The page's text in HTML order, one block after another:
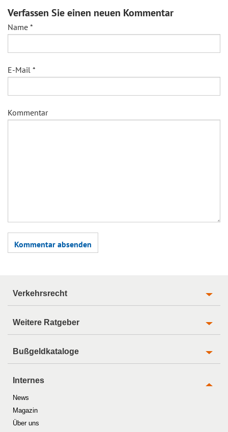
Verfassen Sie einen neuen Kommentar
Name *
E-Mail *
Kommentar
Verkehrsrecht
Weitere Ratgeber
Bußgeldkataloge
Internes
News
Magazin
Über uns